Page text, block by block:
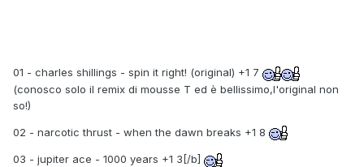
01 - charles shillings - spin it right! (original) +1 7
(conosco solo il remix di mousse T ed è bellissimo,l'original non
so!)
02 - narcotic thrust - when the dawn breaks +1 8
03 - jupiter ace - 1000 years +1 3[/b]